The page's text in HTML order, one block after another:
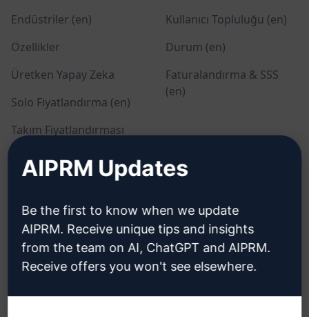
Endüstriler (en)
Özellikler
Üretken Yapay Zeka
Solo Fiyatlandırma (en)
Takım Fiyatlandırması
(en)
Blog (en)
Kullanıcı Topluluğu (en)
Durum (en)
Faturalandırma & SSS
(en)
YASAL
Gizlilik Politikası (en)
Politikası (en)
Nasıl kurulur
AIPRM Updates
Be the first to know when we update
AIPRM. Receive unique tips and insights
from the team on AI, ChatGPT and AIPRM.
Receive offers you won't see elsewhere.